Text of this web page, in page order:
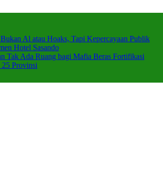
Al atau Hoaks, Tapi Kepercayaan Publik
Hotel Sasando
Tak Ada Ruang bagi Mafia Beras Fortifikasi
Provinsi